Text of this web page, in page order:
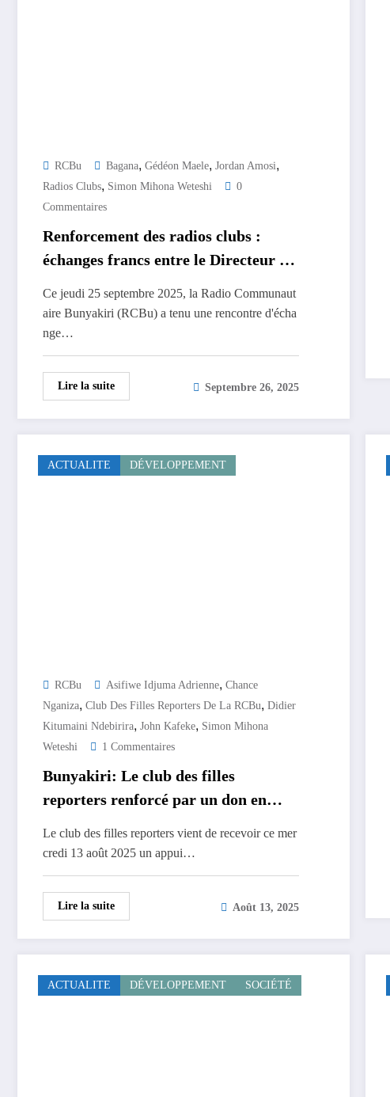
RCBu Bagana, Gédéon Maele, Jordan Amosi,
Radios Clubs, Simon Mihona Weteshi
0
Commentaires
Renforcement des radios clubs :
échanges francs entre le Directeur de
structures communautaires
Ce jeudi 25 septembre 2025, la Radio Communaut
aire Bunyakiri (RCBu) a tenu une rencontre d'écha
nge…
Lire la suite Septembre 26, 2025
ACTUALITE DÉVELOPPEMENT
RCBu Asifiwe Idjuma Adrienne, Chance
Nganiza, Club Des Filles Reporters De La RCBu, Didier
Kitumaini Ndebirira, John Kafeke, Simon Mihona
Weteshi
1 Commentaires
Bunyakiri: Le club des filles
reporters renforcé par un don en
Le club des filles reporters vient de recevoir ce mer
credi 13 août 2025 un appui…
Lire la suite Août 13, 2025
ACTUALITE DÉVELOPPEMENT SOCIÉTÉ